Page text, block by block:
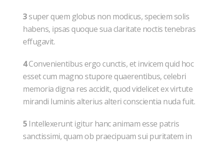
3super quem globus non modicus, speciem solis
habens, ipsas quoque sua claritate noctis tenebras
effugavit.
4Convenientibus ergo cunctis, et invicem quid hoc
esset cum magno stupore quaerentibus, celebri
memoria digna res accidit, quod videlicet ex virtute
mirandi luminis alterius alteri conscientia nuda fuit.
5Intellexerunt igitur hanc animam esse patris
sanctissimi, quam ob praecipuam sui puritatem in